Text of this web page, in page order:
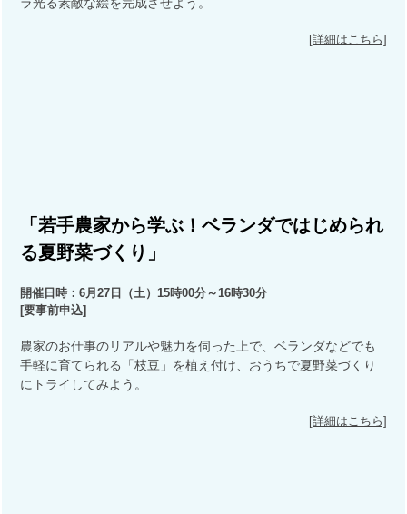
[詳細はこちら]
「若手農家から学ぶ！ベランダではじめられ
る夏野菜づくり」
開催日時：6月27日（土）15時00分～16時30分
[要事前申込]
農家のお仕事のリアルや魅力を伺った上で、ベランダなどでも
手軽に育てられる「枝豆」を植え付け、おうちで夏野菜づくり
にトライしてみよう。
[詳細はこちら]